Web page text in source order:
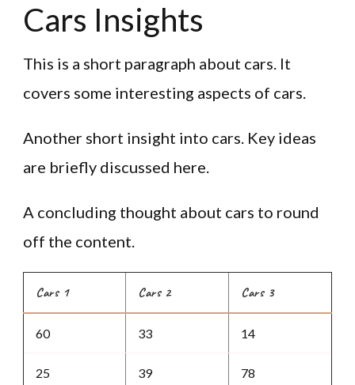
Cars Insights
This is a short paragraph about cars. It
covers some interesting aspects of cars.
Another short insight into cars. Key ideas
are briefly discussed here.
A concluding thought about cars to round
off the content.
Cars 1 Cars 2 Cars 3
60 33 14
25 39 78